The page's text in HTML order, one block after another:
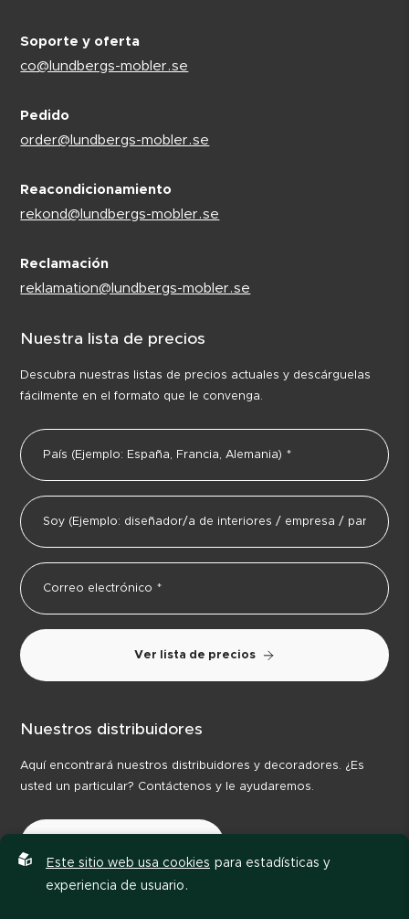
Soporte y oferta
co@lundbergs-mobler.se
Pedido
order@lundbergs-mobler.se
Reacondicionamiento
rekond@lundbergs-mobler.se
Reclamación
reklamation@lundbergs-mobler.se
Nuestra lista de precios
Descubra nuestras listas de precios actuales y descárguelas
fácilmente en el formato que le convenga.
Ver lista de precios
Nuestros distribuidores
Aquí encontrará nuestros distribuidores y decoradores. ¿Es
usted un particular? Contáctenos y le ayudaremos.
Este sitio web usa cookies para estadísticas y
experiencia de usuario.